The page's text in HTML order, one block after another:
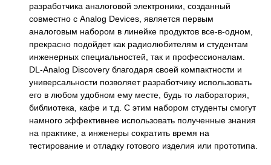
разработчика аналоговой электроники, созданный
совместно с Analog Devices, является первым
аналоговым набором в линейке продуктов все-в-одном,
прекрасно подойдет как радиолюбителям и студентам
инженерных специальностей, так и профессионалам.
DL-Analog Discovery благодаря своей компактности и
универсальности позволяет разработчику использовать
его в любом удобном ему месте, будь то лаборатория,
библиотека, кафе и т.д. С этим набором студенты смогут
намного эффективнее использовать полученные знания
на практике, а инженеры сократить время на
тестирование и отладку готового изделия или прототипа.